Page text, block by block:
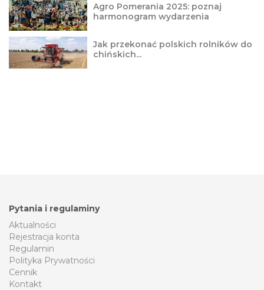
Agro Pomerania 2025: poznaj
harmonogram wydarzenia
Jak przekonać polskich rolników do
chińskich...
Pytania i regulaminy
Aktualności
Rejestracja konta
Regulamin
Polityka Prywatności
Cennik
Kontakt